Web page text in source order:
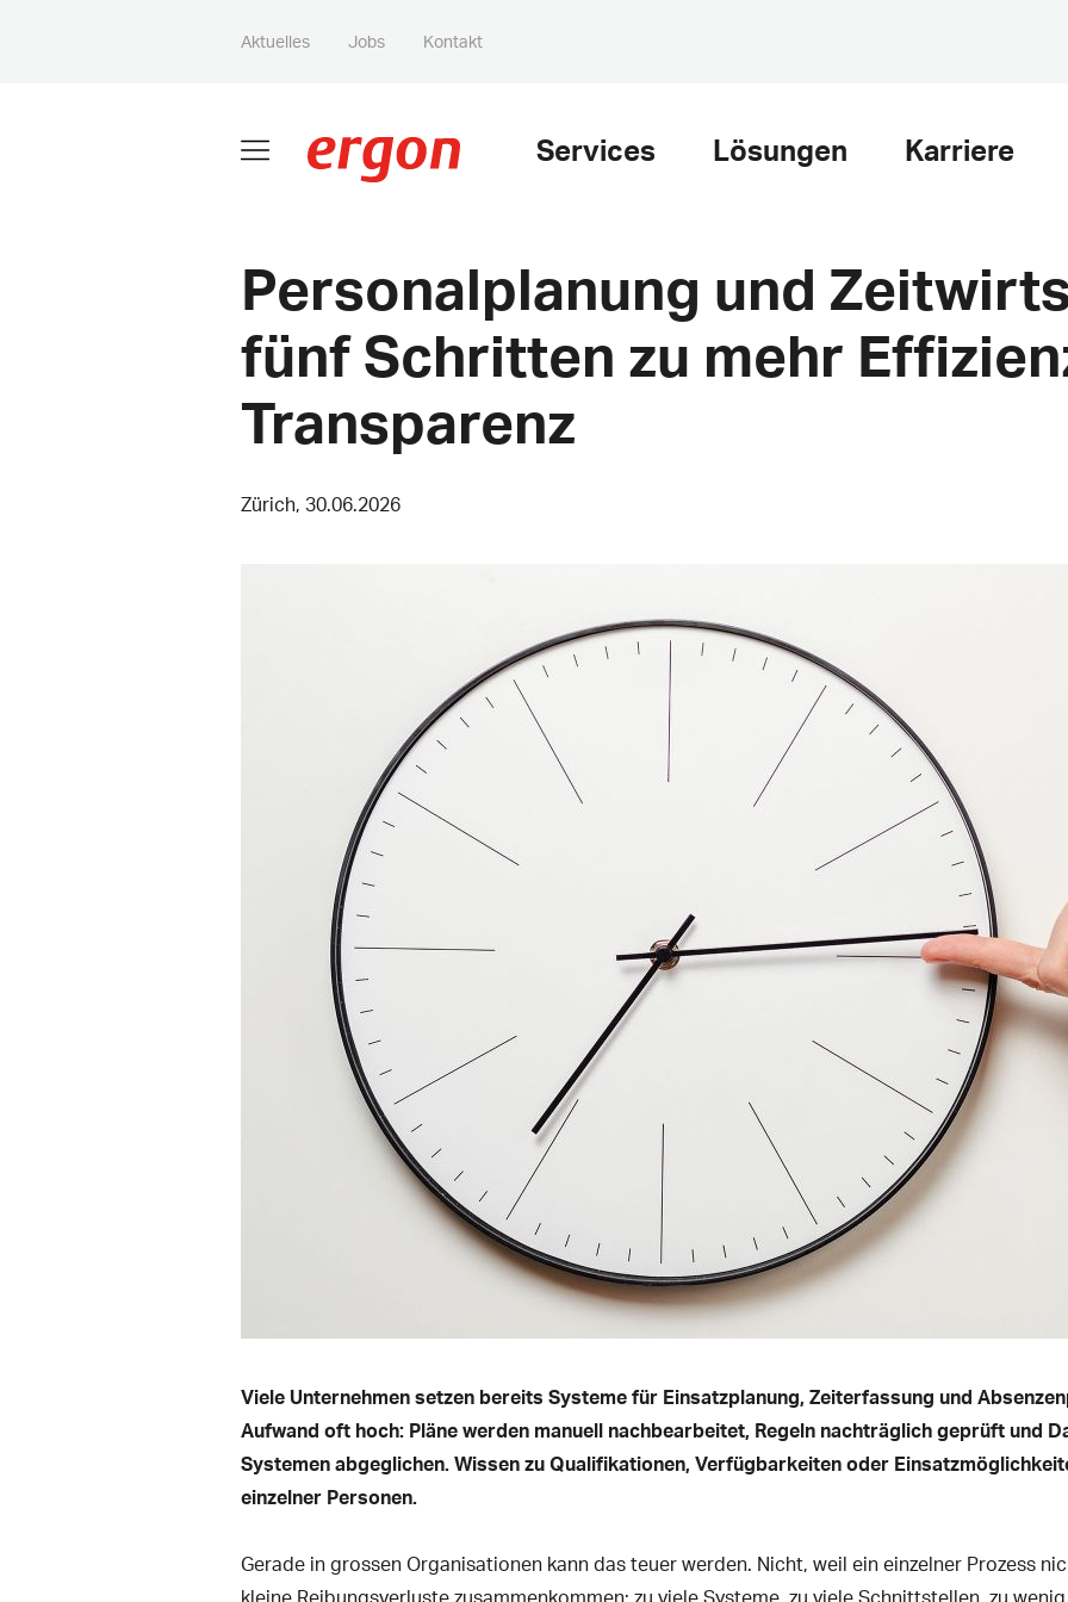
Aktuelles Jobs Kontakt
Services Lösungen Karriere
Personalplanung und
fünf Schritten zu mehr
Transparenz
Zürich, 30.06.2026
Viele Unternehmen setzen bereits Systeme für Einsatzplanung, Zeiterfassung und
Aufwand oft hoch: Pläne werden manuell nachbearbeitet, Regeln nachträglich geprüft und
Systemen abgeglichen. Wissen zu Qualifikationen, Verfügbarkeiten oder
einzelner Personen.
Gerade in grossen Organisationen kann das teuer werden. Nicht, weil ein einzelner Prozess
kleine Reibungsverluste zusammenkommen: zu viele Systeme, zu viele Schnittstellen, zu